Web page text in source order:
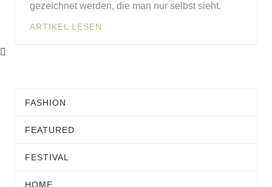
gezeichnet werden, die man nur selbst sieht.
ARTIKEL LESEN
FASHION
FEATURED
FESTIVAL
HOME